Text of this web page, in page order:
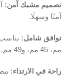
تصميم مشبك آمن:
آمنًا وسهلًا.
توافق شامل:
مم، 45 مم، و49 مم.
راحة في الارتداء: